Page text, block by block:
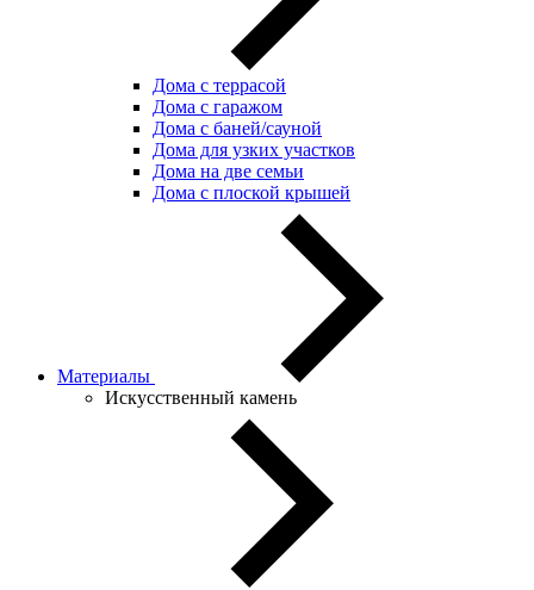
Дома с террасой
Дома с гаражом
Дома с баней/сауной
Дома для узких участков
Дома на две семьи
Дома с плоской крышей
Материалы
Искусственный камень